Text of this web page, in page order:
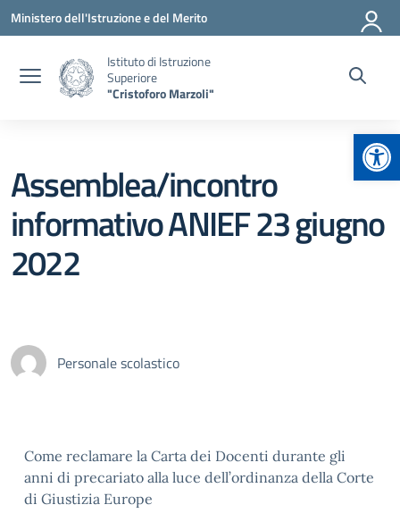
Vai ai contenuti
Vai al menu di navigazione
Vai al footer
Ministero dell'Istruzione e del Merito
Istituto di Istruzione
Superiore
"Cristoforo Marzoli"
Assemblea/incontro
informativo ANIEF 23 giugno
2022
Personale scolastico
Come reclamare la Carta dei Docenti durante gli
anni di precariato alla luce dell’ordinanza della Corte
di Giustizia Europe